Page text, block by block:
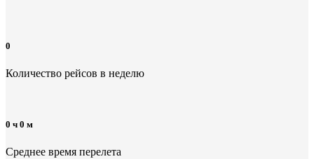
0
Количество рейсов в неделю
0 ч 0 м
Среднее время перелета